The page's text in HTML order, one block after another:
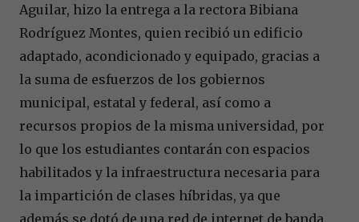
Aguilar, hizo la entrega a la rectora Bibiana
Rodríguez Montes, quien recibió un edificio
adaptado, acondicionado y equipado, gracias a
la suma de esfuerzos de los gobiernos
municipal, estatal y federal, así como a
recursos propios de la misma universidad, por
lo que los estudiantes contarán con espacios
habilitados y la infraestructura necesaria para
la impartición de clases híbridas, ya que
además se dotó de una red de internet de banda